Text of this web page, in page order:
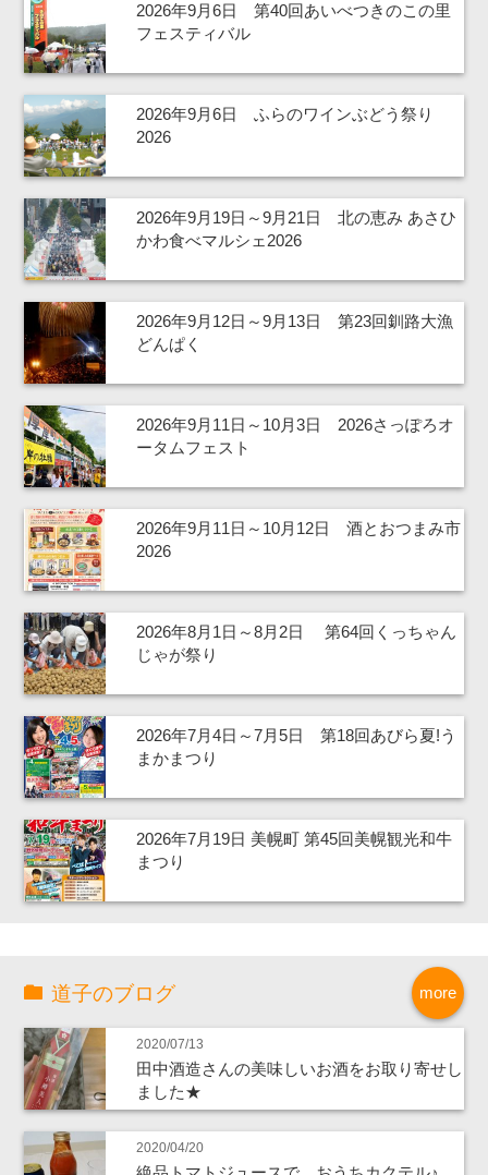
2026年9月6日 第40回あいべつきのこの里
フェスティバル
2026年9月6日 ふらのワインぶどう祭り
2026
2026年9月19日～9月21日 北の恵み あさひ
かわ食べマルシェ2026
2026年9月12日～9月13日 第23回釧路大漁
どんぱく
2026年9月11日～10月3日 2026さっぽろオ
ータムフェスト
2026年9月11日～10月12日 酒とおつまみ市
2026
2026年8月1日～8月2日 第64回くっちゃん
じゃが祭り
2026年7月4日～7月5日 第18回あびら夏!う
まかまつり
2026年7月19日 美幌町 第45回美幌観光和牛
まつり
more
道子のブログ
2020/07/13
田中酒造さんの美味しいお酒をお取り寄せし
ました★
2020/04/20